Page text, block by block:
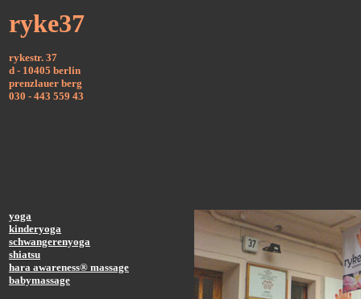
ryke37
rykestr. 37
d - 10405 berlin
prenzlauer berg
030 - 443 559 43
yoga
kinderyoga
schwangerenyoga
shiatsu
hara awareness® massage
babymassage